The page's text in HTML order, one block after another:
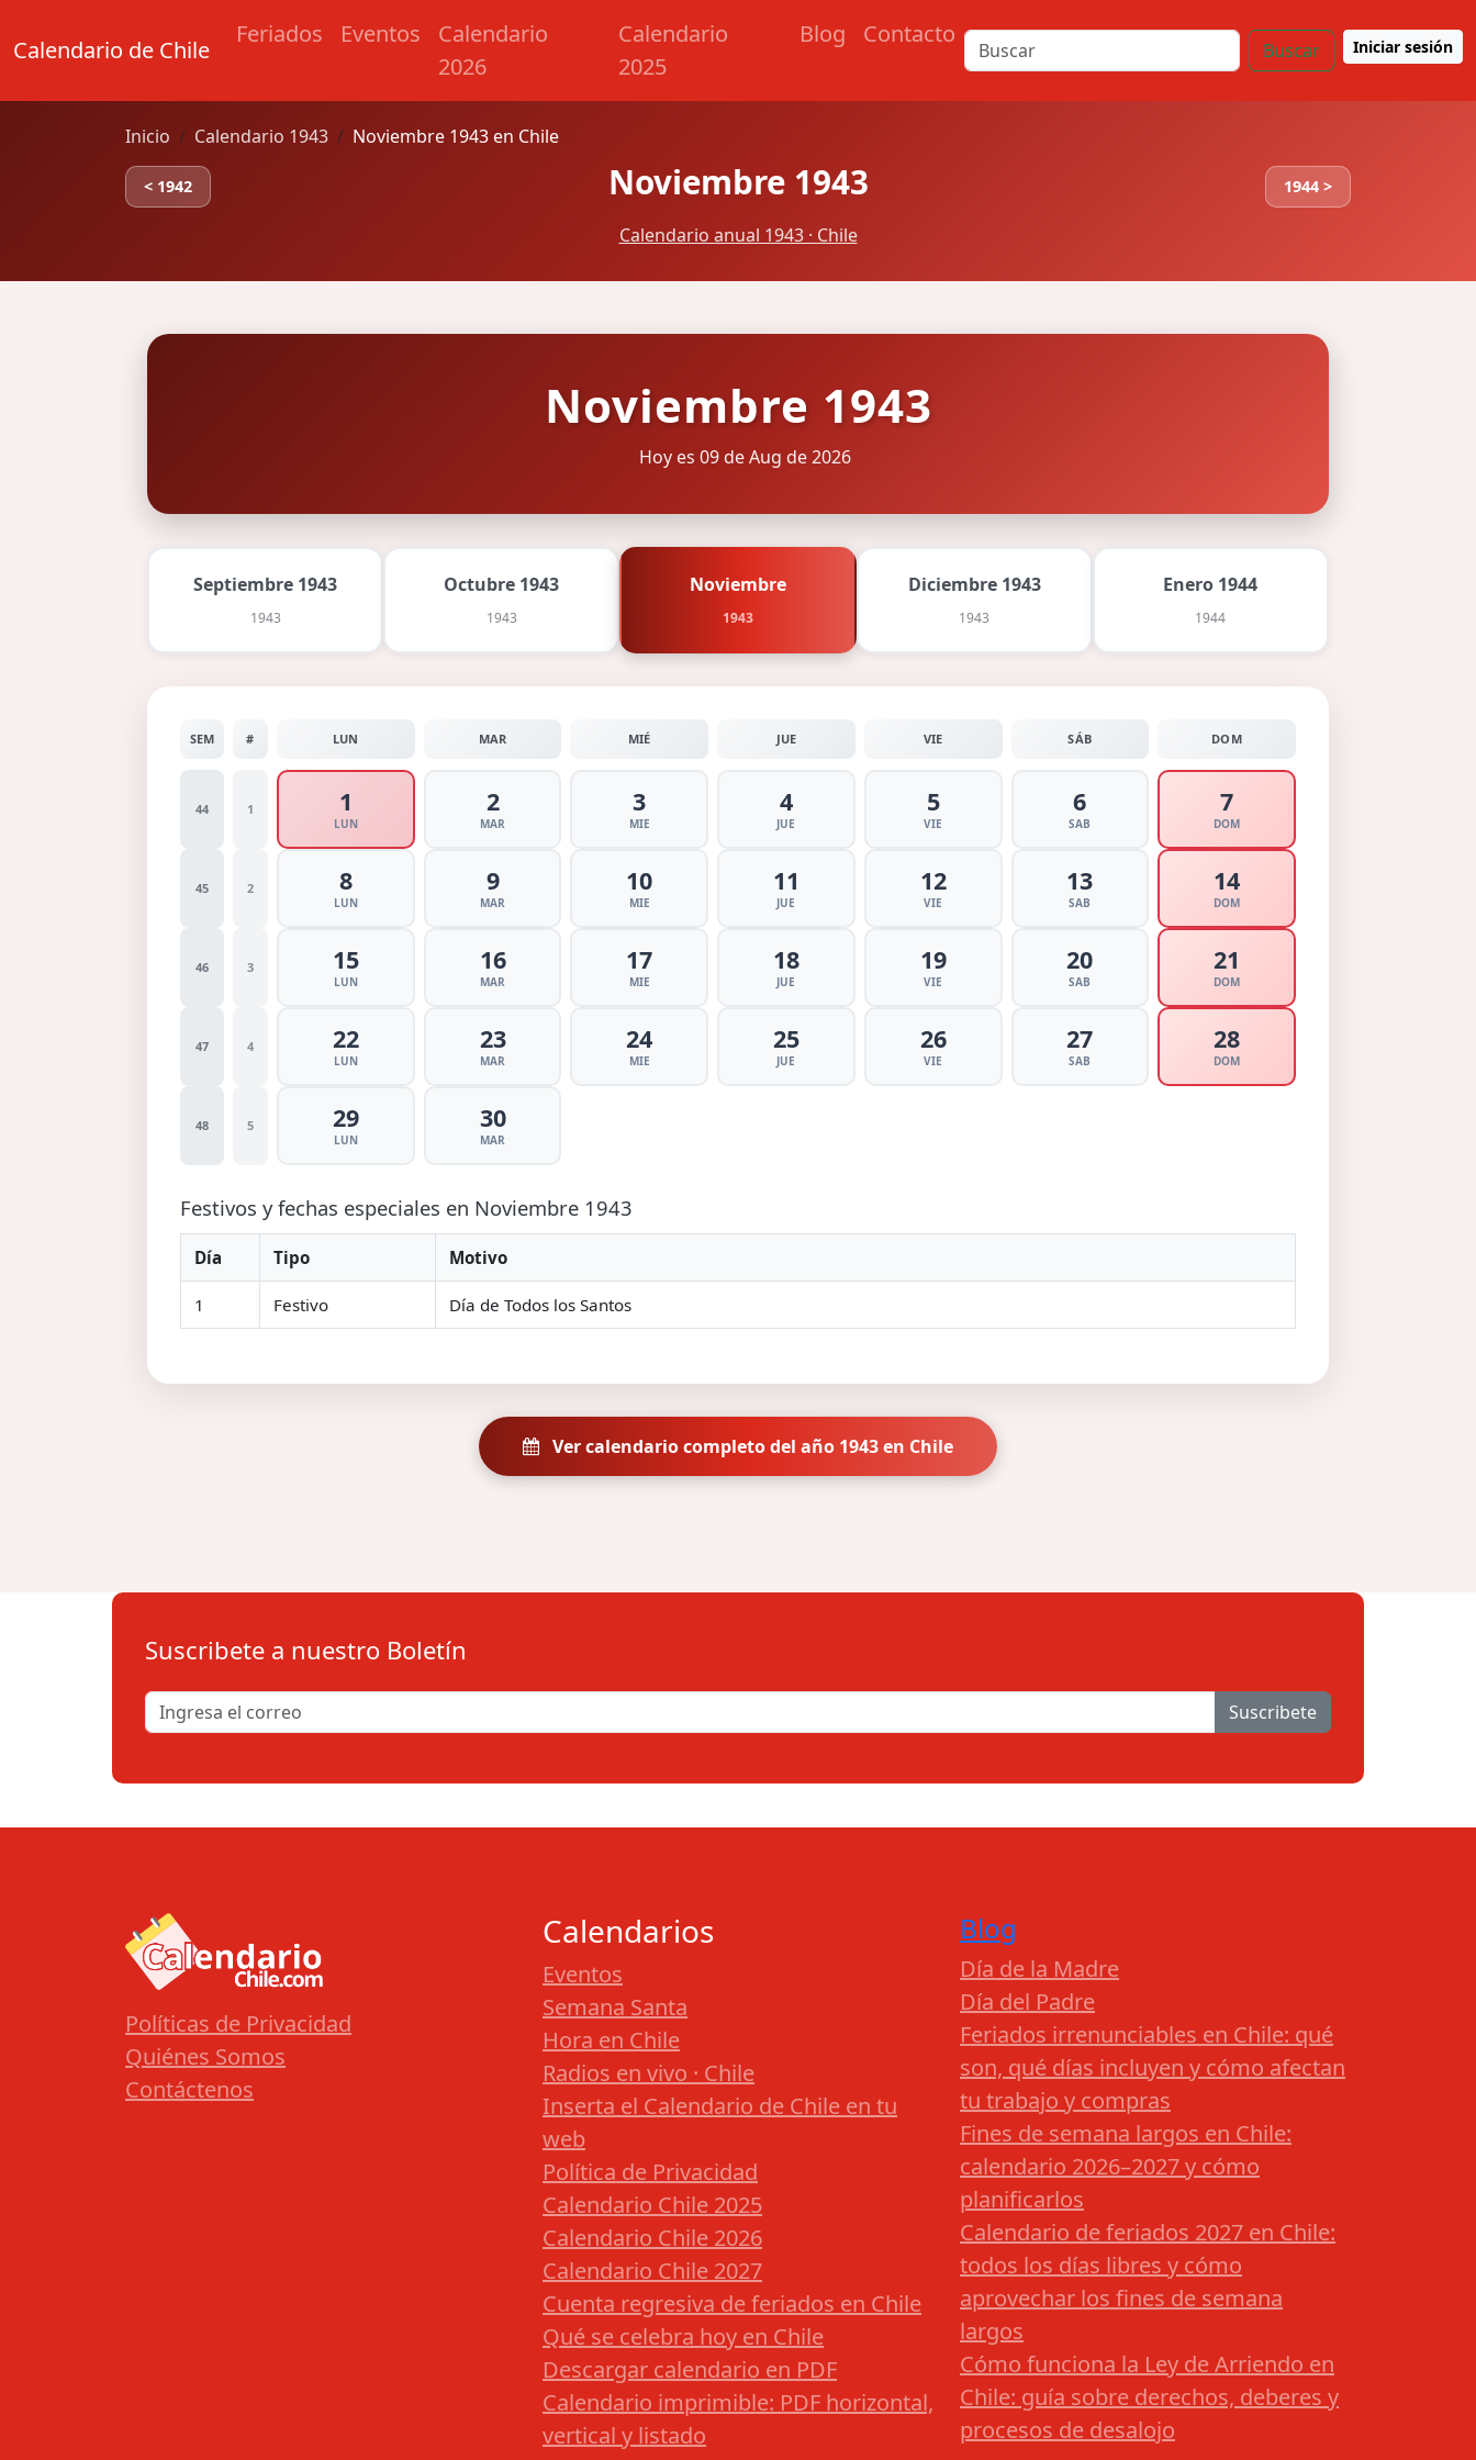
Calendario de Chile
Feriados Eventos
Calendario
2026
Calendario
2025
Blog Contacto
Buscar Iniciar sesión
Inicio Calendario 1943 Noviembre 1943 en Chile
< 1942 Noviembre 1943 1944 >
Calendario anual 1943 · Chile
Noviembre 1943
Hoy es 09 de Aug de 2026
Septiembre 1943
1943
Octubre 1943
1943
Noviembre
1943
Diciembre 1943
1943
Enero 1944
1944
SEM # LUN MAR MIÉ JUE VIE SÁB DOM
44 1 1
LUN
2
MAR
3
MIE
4
JUE
5
VIE
6
SAB
7
DOM
45 2 8
LUN
9
MAR
10
MIE
11
JUE
12
VIE
13
SAB
14
DOM
46 3 15
LUN
16
MAR
17
MIE
18
JUE
19
VIE
20
SAB
21
DOM
47 4 22
LUN
23
MAR
24
MIE
25
JUE
26
VIE
27
SAB
28
DOM
48 5 29
LUN
30
MAR
Festivos y fechas especiales en Noviembre 1943
Día Tipo Motivo
1 Festivo Día de Todos los Santos
Ver calendario completo del año 1943 en Chile
Suscribete a nuestro Boletín
Suscribete
Políticas de Privacidad
Quiénes Somos
Contáctenos
Calendarios
Eventos
Semana Santa
Hora en Chile
Radios en vivo · Chile
Inserta el Calendario de Chile en tu
web
Política de Privacidad
Calendario Chile 2025
Calendario Chile 2026
Calendario Chile 2027
Cuenta regresiva de feriados en Chile
Qué se celebra hoy en Chile
Descargar calendario en PDF
Calendario imprimible: PDF horizontal,
vertical y listado
Blog
Día de la Madre
Día del Padre
Feriados irrenunciables en Chile: qué
son, qué días incluyen y cómo afectan
tu trabajo y compras
Fines de semana largos en Chile:
calendario 2026–2027 y cómo
planificarlos
Calendario de feriados 2027 en Chile:
todos los días libres y cómo
aprovechar los fines de semana
largos
Cómo funciona la Ley de Arriendo en
Chile: guía sobre derechos, deberes y
procesos de desalojo